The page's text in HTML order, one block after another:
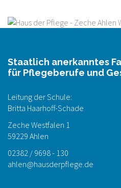
Staatlich anerkanntes
für Pflegeberufe und
Leitung der Schule:
Britta Haarhoff-Schade
Zeche Westfalen 1
59229 Ahlen
02382 / 9698 - 130
ahlen@hausderpflege.de